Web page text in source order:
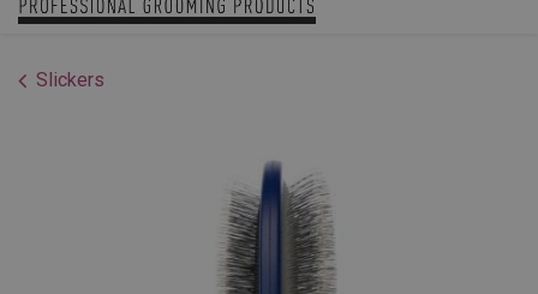
Slickers